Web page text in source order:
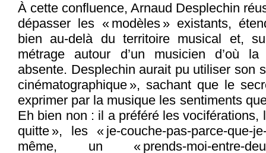
À cette confluence, Arnaud Desplechin
dépasser les « modèles » existants,
bien au-delà du territoire musical et,
métrage autour d’un musicien d’où
absente. Desplechin aurait pu utiliser son
cinématographique », sachant que le
exprimer par la musique les sentiments
Eh bien non : il a préféré les vociférations,
quitte », les « je-couche-pas-parce-que-
même, un « prends-moi-entre-deux-